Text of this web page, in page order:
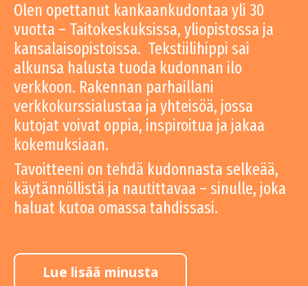
Olen opettanut kankaankudontaa yli 30
vuotta – Taitokeskuksissa, yliopistossa ja
kansalaisopistoissa. Tekstiilihippi sai
alkunsa halusta tuoda kudonnan ilo
verkkoon. Rakennan parhaillani
verkkokurssialustaa ja yhteisöä, jossa
kutojat voivat oppia, inspiroitua ja jakaa
kokemuksiaan.
Tavoitteeni on tehdä kudonnasta selkeää,
käytännöllistä ja nautittavaa – sinulle, joka
haluat kutoa omassa tahdissasi.
Lue lisää minusta